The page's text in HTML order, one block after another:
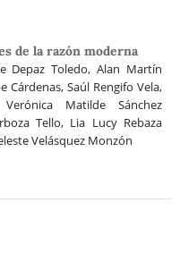
de la razón moderna
Depaz Toledo, Alan Martín
Cárdenas, Saúl Rengifo Vela,
Matilde Sánchez
Tello, Lia Lucy Rebaza
Velásquez Monzón